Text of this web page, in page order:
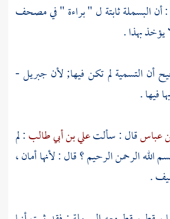
البسملة ثابتة ل " براءة " في مصحف
بهذا .
أن التسمية لم تكن فيها; لأن جبريل-
فيها .
عباسقال : سألتعلي بن أبي طالب: لم
الله الرحمن الرحيم ؟ قال : لأنها أمان ،
.